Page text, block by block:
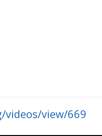
videos/view/669